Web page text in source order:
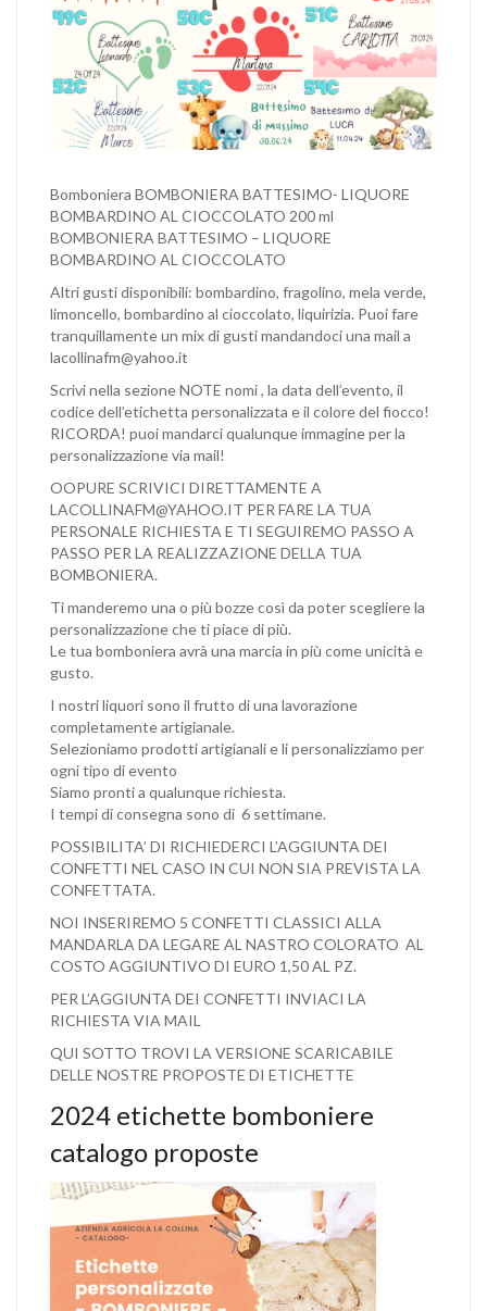
Bomboniera BOMBONIERA BATTESIMO- LIQUORE
BOMBARDINO AL CIOCCOLATO 200 ml
BOMBONIERA BATTESIMO – LIQUORE
BOMBARDINO AL CIOCCOLATO
Altri gusti disponibili: bombardino, fragolino, mela verde,
limoncello, bombardino al cioccolato, liquirizia. Puoi fare
tranquillamente un mix di gusti mandandoci una mail a
lacollinafm@yahoo.it
Scrivi nella sezione NOTE nomi , la data dell’evento, il
codice dell’etichetta personalizzata e il colore del fiocco!
RICORDA! puoi mandarci qualunque immagine per la
personalizzazione via mail!
OOPURE SCRIVICI DIRETTAMENTE A
LACOLLINAFM@YAHOO.IT PER FARE LA TUA
PERSONALE RICHIESTA E TI SEGUIREMO PASSO A
PASSO PER LA REALIZZAZIONE DELLA TUA
BOMBONIERA.
Ti manderemo una o più bozze così da poter scegliere la
personalizzazione che ti piace di più.
Le tua bomboniera avrà una marcia in più come unicità e
gusto.
I nostri liquori sono il frutto di una lavorazione
completamente artigianale.
Selezioniamo prodotti artigianali e li personalizziamo per
ogni tipo di evento
Siamo pronti a qualunque richiesta.
I tempi di consegna sono di 6 settimane.
POSSIBILITA’ DI RICHIEDERCI L’AGGIUNTA DEI
CONFETTI NEL CASO IN CUI NON SIA PREVISTA LA
CONFETTATA.
NOI INSERIREMO 5 CONFETTI CLASSICI ALLA
MANDARLA DA LEGARE AL NASTRO COLORATO AL
COSTO AGGIUNTIVO DI EURO 1,50 AL PZ.
PER L’AGGIUNTA DEI CONFETTI INVIACI LA
RICHIESTA VIA MAIL
QUI SOTTO TROVI LA VERSIONE SCARICABILE
DELLE NOSTRE PROPOSTE DI ETICHETTE
2024 etichette bomboniere
catalogo proposte